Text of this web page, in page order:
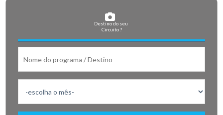
Destino do seu
Circuito ?